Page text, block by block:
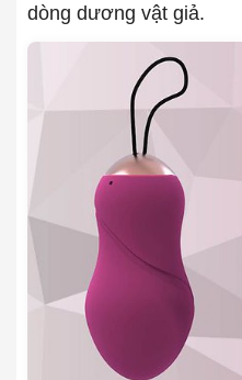
dòng dương vật giả.